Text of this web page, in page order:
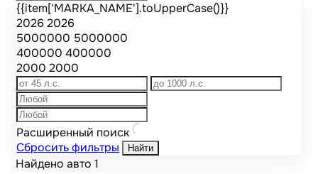
{{item['MARKA_NAME'].toUpperCase()}}
20262026
5000000 5000000
400000400000
20002000
Расширенный поиск
Сбросить фильтры
Найти
Найдено авто1